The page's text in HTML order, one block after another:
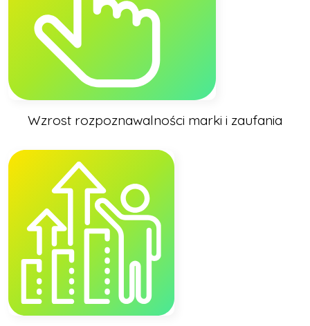
Wzrost rozpoznawalności marki i zaufania